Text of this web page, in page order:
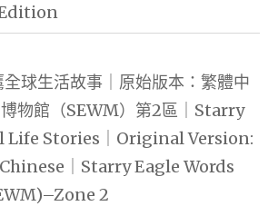
球生活故事｜原始版本：繁體中
物館（SEWM）第2區｜Starry
Life Stories｜Original Version:
｜Starry Eagle Words
2